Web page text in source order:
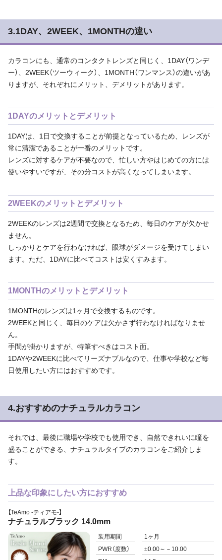
3.1DAY、2WEEK、1MONTHの違い
カラコンにも、通常のコンタクトレンズと同じく、1DAY（ワンデ
ー）、2WEEK（ツーウィーク）、1MONTH（ワンマンス）の違いがあ
りますが、それぞれにメリット、デメリットがあります。
1DAYのメリットとデメリット
1DAYは、1日で交換することが前提となっているため、レンズが
常に清潔であることが一番のメリットです。
レンズに対するケアが不要なので、忙しい方やはじめての方には
使いやすいですが、その分コストが高くなってしまいます。
2WEEKのメリットとデメリット
2WEEKのレンズは2週間で交換となるため、毎日のケアが欠かせ
ません。
しっかりとケアを行わなければ、眼球がダメージを受けてしまい
ます。ただ、1DAYに比べてコストは安くすみます。
1MONTHのメリットとデメリット
1MONTHのレンズは1ヶ月で交換するものです。
2WEEKと同じく、毎日のケアは欠かさず行わなければなりませ
ん。
手間が掛かりますが、特筆すべきはコスト面。
1DAYや2WEEKに比べてリーズナブルなので、仕事や学校など毎
日使用したい方にはおすすめです。
4.おすすめのナチュラルカラコン
それでは、最後に職場や学校でも使用でき、自然できれいに瞳を
盛ることができる、ナチュラルタイプのカラコンをご紹介しま
す。
上品な印象にしたい方におすすめ
【TeAmo -ティアモ-】
ナチュラルブラック 14.0mm
装用期間
1ヶ月
PWR （度数）
±0.00～－10.00